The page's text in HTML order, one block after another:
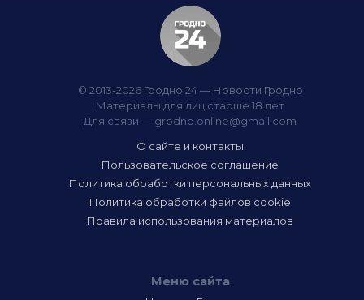
© 2013-2026 Гродно 24 — Новости Гродно
Материалы для лиц старше 18 лет
Для связи — grodno.online@gmail.com
О сайте и контакты
Пользовательское соглашение
Политика обработки персональных данных
Политика обработки файлов cookie
Правила использования материалов
Меню сайта